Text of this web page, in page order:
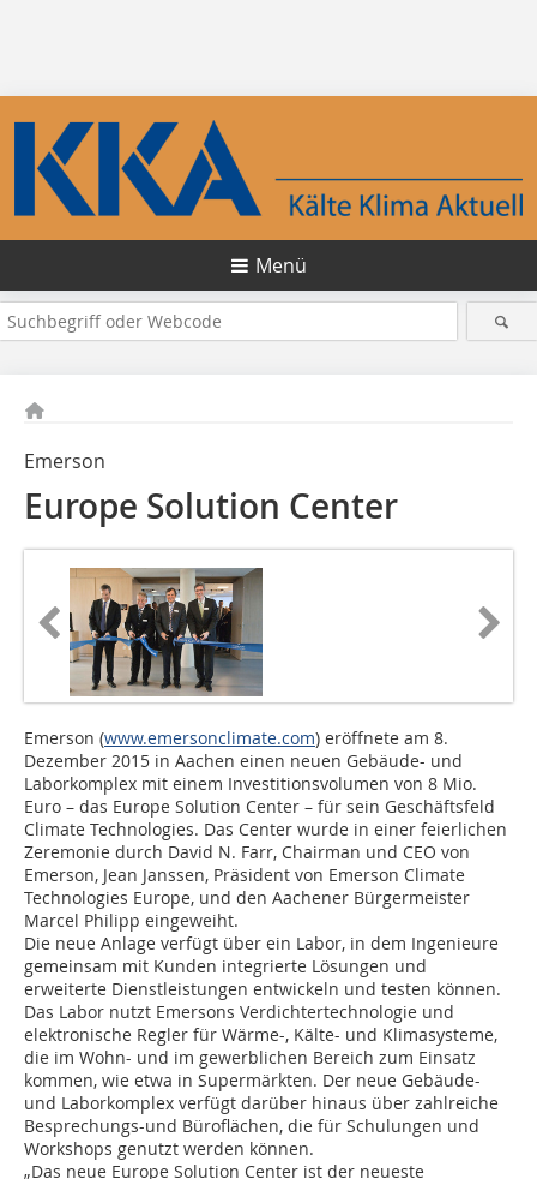
Menü
Emerson
Europe Solution Center
Emerson (www.emersonclimate.com) eröffnete am 8.
Dezember 2015 in Aachen einen neuen Gebäude- und
Laborkomplex mit einem Investitionsvolumen von 8 Mio.
Euro – das Europe Solution Center – für sein Geschäftsfeld
Climate Technologies. Das Center wurde in einer feierlichen
Zeremonie durch David N. Farr, Chairman und CEO von
Emerson, Jean Janssen, Präsident von Emerson Climate
Technologies Europe, und den Aachener Bürgermeister
Marcel Philipp eingeweiht.
Die neue Anlage verfügt über ein Labor, in dem Ingenieure
gemeinsam mit Kunden inte­grierte Lösungen und
erweiterte Dienstleistungen entwickeln und testen können.
Das Labor nutzt Emersons Verdichtertechnologie und
elektronische Regler für Wärme-, Kälte- und Klimasysteme,
die im Wohn- und im gewerblichen Bereich zum Einsatz
kommen, wie etwa in Supermärkten. Der neue Gebäude-
und Laborkomplex verfügt darüber hinaus über zahlreiche
Besprechungs-und Büroflächen, die für Schulungen und
Workshops genutzt werden können.
„Das neue Europe Solution Center ist der neueste